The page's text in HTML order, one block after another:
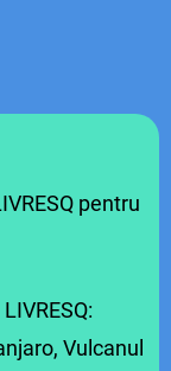
pentru
Vulcanul